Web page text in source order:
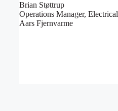
Brian Støttrup
Operations Manager,
Aars Fjernvarme